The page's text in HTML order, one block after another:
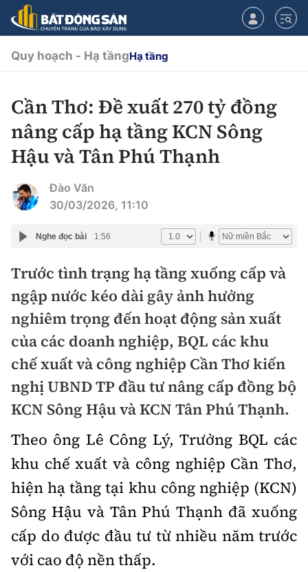
CHUYÊN MỤC
Chính sách
Quy hoạch hạ tầng
Nhà đầu tư
Doanh nghiệp
Doanh nhân
Thị trường
Điểm tin
Mua bán
Giới thiệu dự án
Dự án
Chung cư
Đất nền
Nhà ở xã hội
Góc cư dân
Nội thất - ngoại thất
Xu hướng tiêu dùng
Nhà đẹp
Kiến trúc phong thủy
Tư vấn
Video
Multimedia
Quy hoạch - Hạ tầngHạ tầng
Cần Thơ: Đề xuất 270 tỷ đồng
nâng cấp hạ tầng KCN Sông
Hậu và Tân Phú Thạnh
Đào Văn
30/03/2026, 11:10
Nghe đọc bài 1:56
Trước tình trạng hạ tầng xuống cấp và
ngập nước kéo dài gây ảnh hưởng
nghiêm trọng đến hoạt động sản xuất
của các doanh nghiệp, BQL các khu
chế xuất và công nghiệp Cần Thơ kiến
nghị UBND TP đầu tư nâng cấp đồng bộ
KCN Sông Hậu và KCN Tân Phú Thạnh.
Theo ông Lê Công Lý, Trưởng BQL các
khu chế xuất và công nghiệp Cần Thơ,
hiện hạ tầng tại khu công nghiệp (KCN)
Sông Hậu và Tân Phú Thạnh đã xuống
cấp do được đầu tư từ nhiều năm trước
với cao độ nền thấp.